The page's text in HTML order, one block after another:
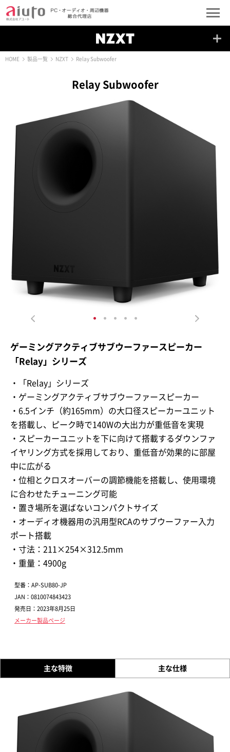
HOME 製品一覧 NZXT Relay Subwoofer
Relay Subwoofer
ゲーミングアクティブサブウーファースピーカー
「Relay」シリーズ
・「Relay」シリーズ
・ゲーミングアクティブサブウーファースピーカー
・6.5インチ（約165mm）の大口径スピーカーユニット
を搭載し、ピーク時で140Wの大出力が重低音を実現
・スピーカーユニットを下に向けて搭載するダウンファ
イヤリング方式を採用しており、重低音が効果的に部屋
中に広がる
・位相とクロスオーバーの調節機能を搭載し、使用環境
に合わせたチューニング可能
・置き場所を選ばないコンパクトサイズ
・オーディオ機器用の汎用型RCAのサブウーファー入力
ポート搭載
・寸法：211×254×312.5mm
・重量：4900g
型番：AP-SUB80-JP
JAN：0810074843423
発売日：2023年8月25日
メーカー製品ページ
主な特徴 主な仕様